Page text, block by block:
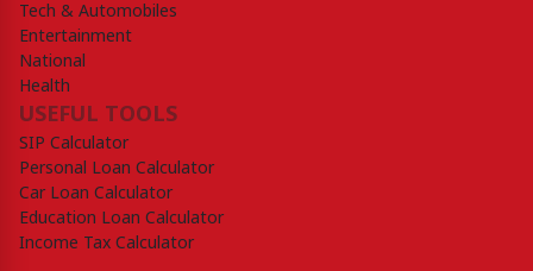
Tech & Automobiles
Entertainment
National
Health
USEFUL TOOLS
SIP Calculator
Personal Loan Calculator
Car Loan Calculator
Education Loan Calculator
Income Tax Calculator